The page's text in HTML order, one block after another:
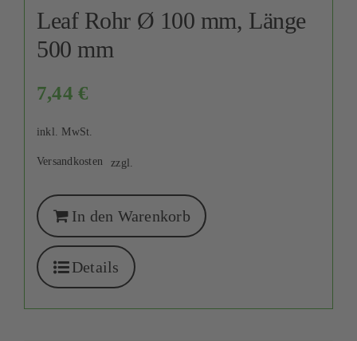
Leaf Rohr Ø 100 mm, Länge
500 mm
7,44€
inkl. MwSt.
zzgl.
Versandkosten
In den Warenkorb
Details